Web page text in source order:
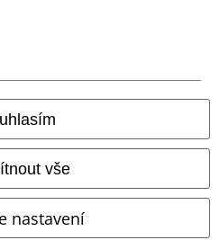
vše
nastavení